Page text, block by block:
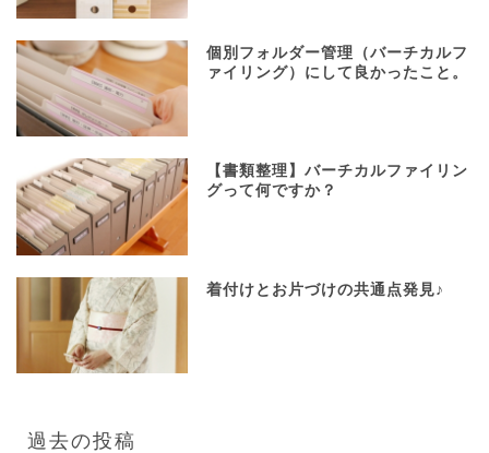
個別フォルダー管理（バーチカルフ
ァイリング）にして良かったこと。
【書類整理】バーチカルファイリン
グって何ですか？
着付けとお片づけの共通点発見♪
過去の投稿